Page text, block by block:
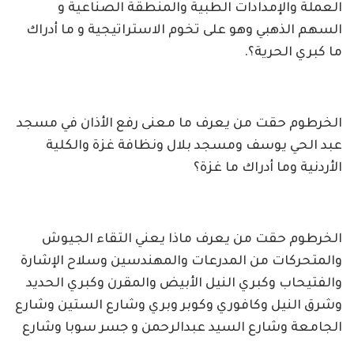
العملة والإمدادات الطبية والمنطقة الصناعية و
السهم الذهبي وهو على تخوم الاستراتيجية و ما أدراك
ما كبري الحرية؟.
الخرطوم حقت من يعرف ما معنى رفع الأذان في مسجد
عبد الحي يوسف ومسجد بلال ونظافة غزة والكلية
الأردنية وما أدراك ما غزة؟
الخرطوم حقت من يعرف ماذا يعني التقاء الجيوش
والمتحركات من المدرعات والمهندسين وسلاح الإشارة
والفتيحاب وكبري النيل الأبيض والمقرن وكبري الحديد
وشرق النيل وكافوري وكوبر وبري وشارع الستين وشارع
الجامعة وشارع السيد عبدالرحمن و جسر سوبا وشارع